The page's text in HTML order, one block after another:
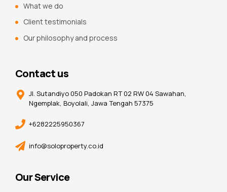
What we do
Client testimonials
Our philosophy and process
Contact us
Jl. Sutandiyo 050 Padokan RT 02 RW 04 Sawahan,
Ngemplak, Boyolali, Jawa Tengah 57375
+6282225950367
info@soloproperty.co.id
Our Service